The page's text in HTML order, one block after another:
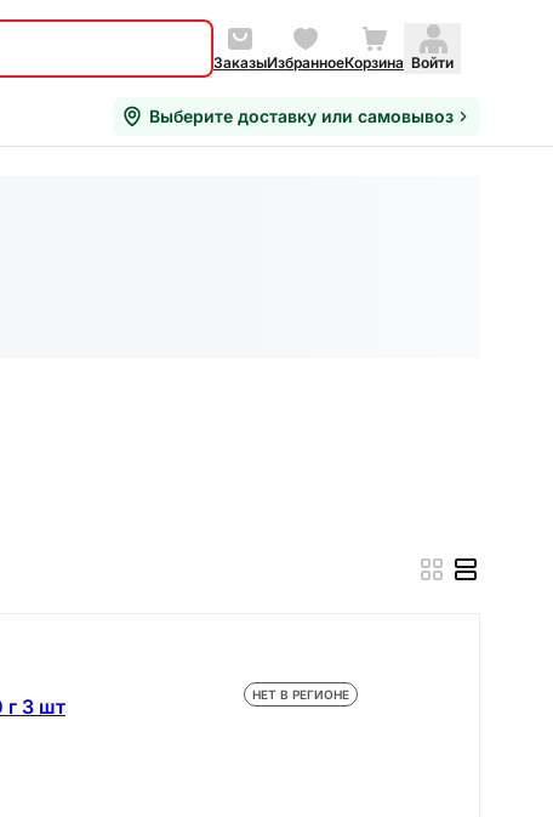
ЗаказыИзбранноеКорзина Войти
Выберите доставку или самовывоз
г 3 шт НЕТ В РЕГИОНЕ